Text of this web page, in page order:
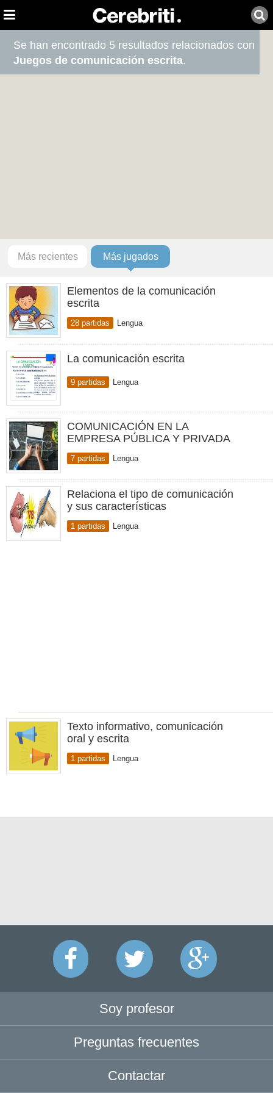
Se han encontrado 5 resultados relacionados con
Juegos de comunicación escrita.
Más recientes Más jugados
Elementos de la comunicación
escrita
28 partidas Lengua
La comunicación escrita
9 partidas Lengua
COMUNICACIÓN EN LA
EMPRESA PÚBLICA Y PRIVADA
7 partidas Lengua
Relaciona el tipo de comunicación
y sus características
1 partidas Lengua
Texto informativo, comunicación
oral y escrita
1 partidas Lengua
Soy profesor
Preguntas frecuentes
Contactar